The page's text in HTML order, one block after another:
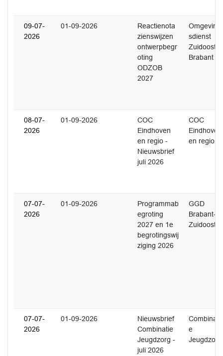
09-07-
2026
01-09-2026
Reactienota
zienswijzen
ontwerpbegr
oting
ODZOB
2027
Omgeving
sdienst
Zuidoost-
Brabant
08-07-
2026
01-09-2026
COC
Eindhoven
en regio -
Nieuwsbrief
juli 2026
COC
Eindhoven
en regio
07-07-
2026
01-09-2026
Programmab
egroting
2027 en 1e
begrotingswij
ziging 2026
GGD
Brabant-
Zuidoost
07-07-
2026
01-09-2026
Nieuwsbrief
Combinatie
Jeugdzorg -
juli 2026
Combinati
e
Jeugdzorg